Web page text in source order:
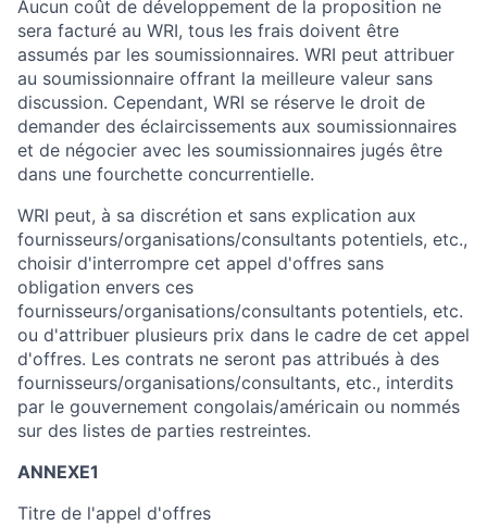
Aucun coût de développement de la proposition ne
sera facturé au WRI, tous les frais doivent être
assumés par les soumissionnaires. WRI peut attribuer
au soumissionnaire offrant la meilleure valeur sans
discussion. Cependant, WRI se réserve le droit de
demander des éclaircissements aux soumissionnaires
et de négocier avec les soumissionnaires jugés être
dans une fourchette concurrentielle.
WRI peut, à sa discrétion et sans explication aux
fournisseurs/organisations/consultants potentiels, etc.,
choisir d'interrompre cet appel d'offres sans
obligation envers ces
fournisseurs/organisations/consultants potentiels, etc.
ou d'attribuer plusieurs prix dans le cadre de cet appel
d'offres. Les contrats ne seront pas attribués à des
fournisseurs/organisations/consultants, etc., interdits
par le gouvernement congolais/américain ou nommés
sur des listes de parties restreintes.
ANNEXE1
Titre de l'appel d'offres